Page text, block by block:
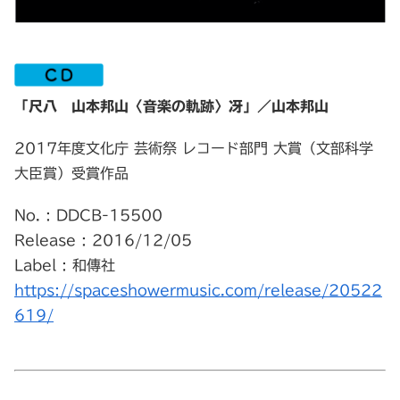
「尺八 山本邦山〈音楽の軌跡〉冴」／山本邦山
2017年度文化庁 芸術祭 レコード部門 大賞（文部科学
大臣賞）受賞作品
No. : DDCB-15500
Release : 2016/12/05
Label : 和傳社
https://spaceshowermusic.com/release/20522
619/